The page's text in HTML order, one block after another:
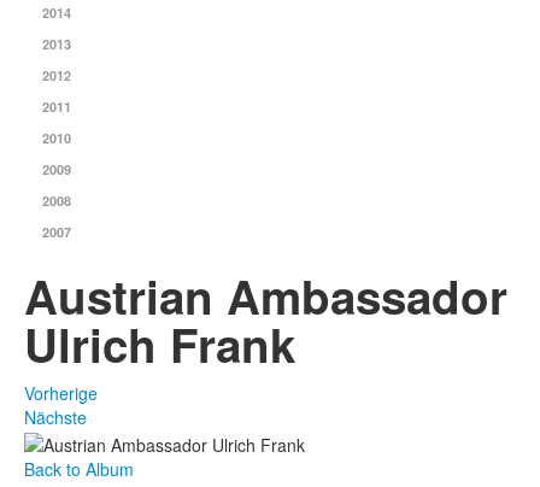
2014
2013
2012
2011
2010
2009
2008
2007
Austrian Ambassador
Ulrich Frank
Vorherige
Nächste
Back to Album